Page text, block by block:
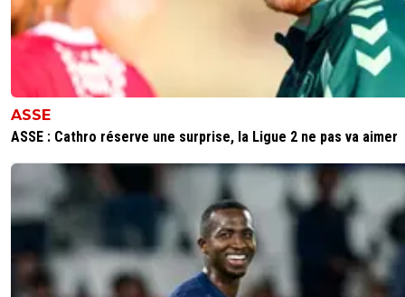
ASSE
ASSE : Cathro réserve une surprise, la Ligue 2 ne pas va aimer